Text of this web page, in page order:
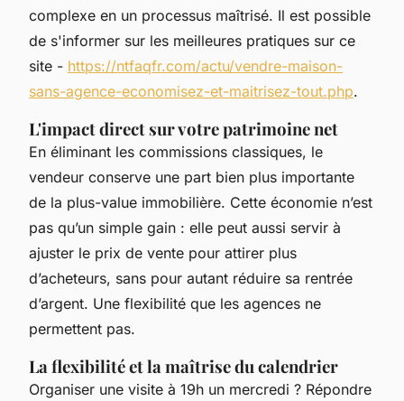
complexe en un processus maîtrisé. Il est possible
de s'informer sur les meilleures pratiques sur ce
site - https://ntfaqfr.com/actu/vendre-maison-
sans-agence-economisez-et-maitrisez-tout.php.
L'impact direct sur votre patrimoine net
En éliminant les commissions classiques, le
vendeur conserve une part bien plus importante
de la plus-value immobilière. Cette économie n’est
pas qu’un simple gain : elle peut aussi servir à
ajuster le prix de vente pour attirer plus
d’acheteurs, sans pour autant réduire sa rentrée
d’argent. Une flexibilité que les agences ne
permettent pas.
La flexibilité et la maîtrise du calendrier
Organiser une visite à 19h un mercredi ? Répondre